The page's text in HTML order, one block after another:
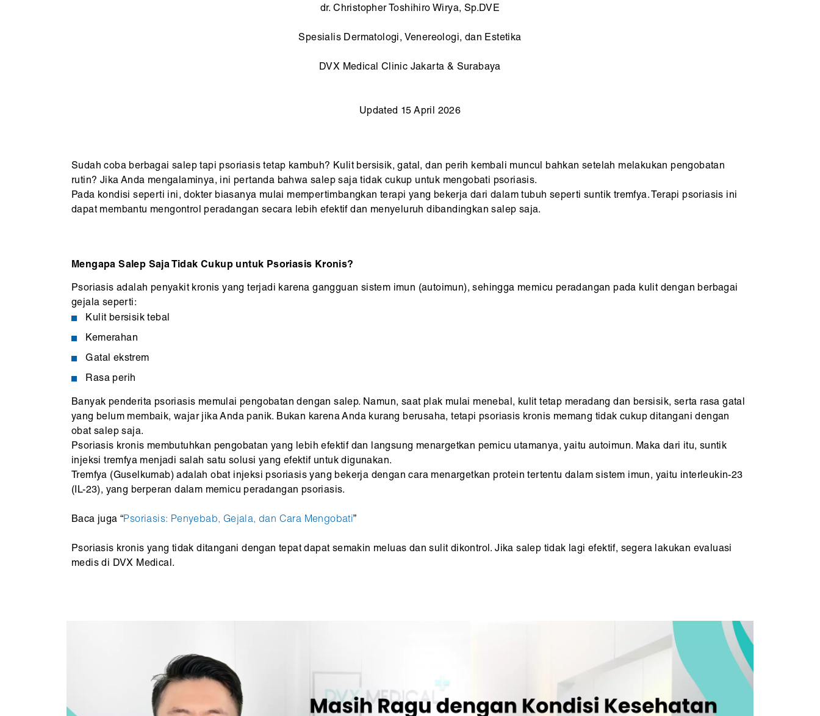
dr. Christopher Toshihiro Wirya, Sp.DVE
Spesialis Dermatologi, Venereologi, dan Estetika
DVX Medical Clinic Jakarta & Surabaya
Updated 15 April 2026
Sudah coba berbagai salep tapi psoriasis tetap kambuh? Kulit bersisik, gatal, dan perih kembali muncul bahkan setelah melakukan pengobatan
rutin? Jika Anda mengalaminya, ini pertanda bahwa salep saja tidak cukup untuk mengobati psoriasis.
Pada kondisi seperti ini, dokter biasanya mulai mempertimbangkan terapi yang bekerja dari dalam tubuh seperti suntik tremfya. Terapi psoriasis ini
dapat membantu mengontrol peradangan secara lebih efektif dan menyeluruh dibandingkan salep saja.
Mengapa Salep Saja Tidak Cukup untuk Psoriasis Kronis?
Psoriasis adalah penyakit kronis yang terjadi karena gangguan sistem imun (autoimun), sehingga memicu peradangan pada kulit dengan berbagai
gejala seperti:
Kulit bersisik tebal
Kemerahan
Gatal ekstrem
Rasa perih
Banyak penderita psoriasis memulai pengobatan dengan salep. Namun, saat plak mulai menebal, kulit tetap meradang dan bersisik, serta rasa gatal
yang belum membaik, wajar jika Anda panik. Bukan karena Anda kurang berusaha, tetapi psoriasis kronis memang tidak cukup ditangani dengan
obat salep saja.
Psoriasis kronis membutuhkan pengobatan yang lebih efektif dan langsung menargetkan pemicu utamanya, yaitu autoimun. Maka dari itu, suntik
injeksi tremfya menjadi salah satu solusi yang efektif untuk digunakan.
Tremfya (Guselkumab) adalah obat injeksi psoriasis yang bekerja dengan cara menargetkan protein tertentu dalam sistem imun, yaitu interleukin-23
(IL-23), yang berperan dalam memicu peradangan psoriasis.
Baca juga “Psoriasis: Penyebab, Gejala, dan Cara Mengobati”
Psoriasis kronis yang tidak ditangani dengan tepat dapat semakin meluas dan sulit dikontrol. Jika salep tidak lagi efektif, segera lakukan evaluasi
medis di DVX Medical.